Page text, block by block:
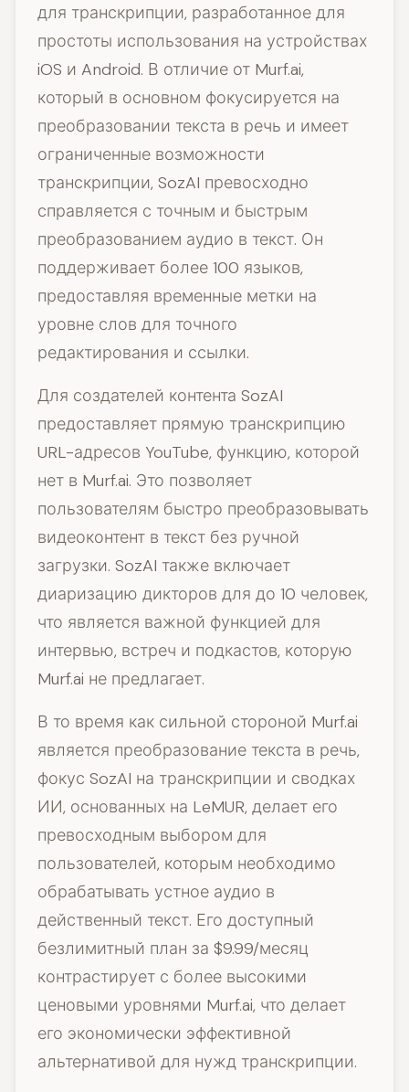
для транскрипции, разработанное для
простоты использования на устройствах
iOS и Android. В отличие от Murf.ai,
который в основном фокусируется на
преобразовании текста в речь и имеет
ограниченные возможности
транскрипции, SozAI превосходно
справляется с точным и быстрым
преобразованием аудио в текст. Он
поддерживает более 100 языков,
предоставляя временные метки на
уровне слов для точного
редактирования и ссылки.
Для создателей контента SozAI
предоставляет прямую транскрипцию
URL-адресов YouTube, функцию, которой
нет в Murf.ai. Это позволяет
пользователям быстро преобразовывать
видеоконтент в текст без ручной
загрузки. SozAI также включает
диаризацию дикторов для до 10 человек,
что является важной функцией для
интервью, встреч и подкастов, которую
Murf.ai не предлагает.
В то время как сильной стороной Murf.ai
является преобразование текста в речь,
фокус SozAI на транскрипции и сводках
ИИ, основанных на LeMUR, делает его
превосходным выбором для
пользователей, которым необходимо
обрабатывать устное аудио в
действенный текст. Его доступный
безлимитный план за $9.99/месяц
контрастирует с более высокими
ценовыми уровнями Murf.ai, что делает
его экономически эффективной
альтернативой для нужд транскрипции.